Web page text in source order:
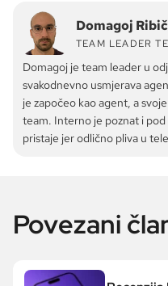
Domagoj
TEAM LEADER
Domagoj je team leader u
svakodnevno usmjerava
je započeo kao agent, a
team. Interno je poznat i pod
pristaje jer odlično pliva u
Povezani